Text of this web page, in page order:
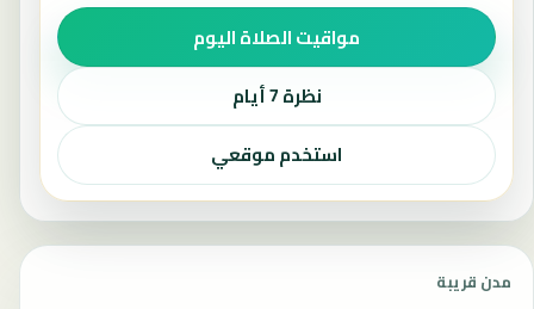
مواقيت الصلاة اليوم
نظرة 7 أيام
استخدم موقعي
مدن قريبة